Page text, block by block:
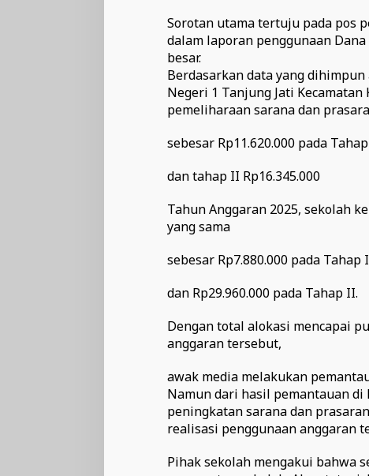
Sorotan utama tertuju pada pos
dalam laporan penggunaan
besar.
Berdasarkan data yang dihimpun
Negeri 1 Tanjung Jati
pemeliharaan sarana dan
sebesar Rp11.620.000 pada
dan tahap II Rp16.345.000
Tahun Anggaran 2025, sekolah
yang sama
sebesar Rp7.880.000 pada Tahap I
dan Rp29.960.000 pada Tahap II.
Dengan total alokasi mencapai
anggaran tersebut,
awak media melakukan
Namun dari hasil pemantauan
peningkatan sarana dan
realisasi penggunaan anggaran
Pihak sekolah mengakui bahwa